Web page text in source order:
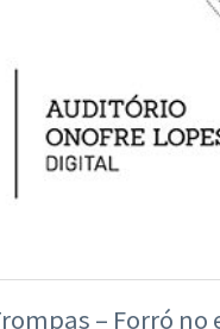
– Forró no